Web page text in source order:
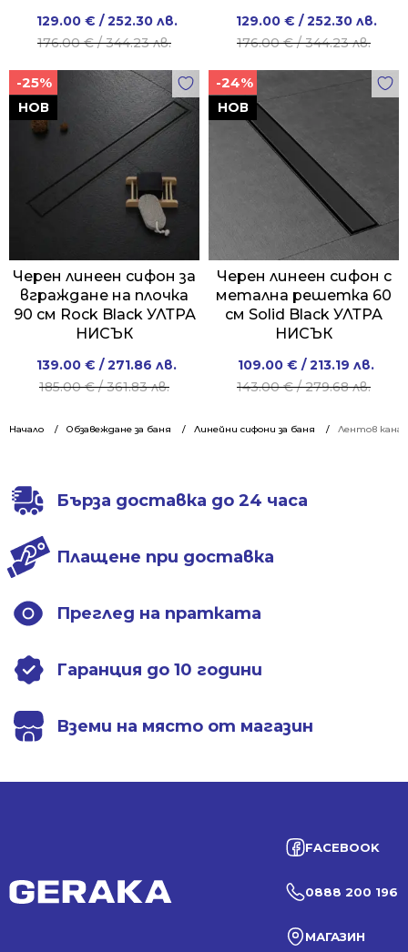
Начало Обзавеждане за баня Линейни сифони за баня Лентов
176.00€/ 344.23 лв.
Original
price
176.00 €
/
344.23 лв..
129.00 € / 252.30 лв.
Current
price
129.00 €
/
252.30 лв..
176.00€/ 344.23 лв.
Original
price
129.00 € / 252.30 лв.
Current
price
НОВ
-25%
Черен линеен сифон за
вграждане на плочка
90 см Rock Black УЛТРА
НИСЪК
185.00€/ 361.83 лв.
Original
price
185.00 €
139.00 € / 271.86 лв.
Current
price
139.00 €
НОВ
-24%
Черен линеен сифон с
метална решетка 60
см Solid Black УЛТРА
НИСЪК
143.00€/ 279.68 лв.
Original
price
143.00 €
109.00 € / 213.19 лв.
Current
price
109.00 €
Бърза доставка до 24 часа
Плащене при доставка
Преглед на пратката
Гаранция до 10 години
Вземи на място от магазин
FACEBOOK
0888 200 196
МАГАЗИН